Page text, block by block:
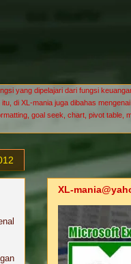
yang dipelajari dari fungsi
di XL-mania juga dibahas
goal seek, chart, pivot table,
XL-